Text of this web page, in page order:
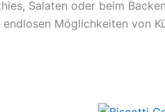
Salaten oder beim
Möglichkeiten von